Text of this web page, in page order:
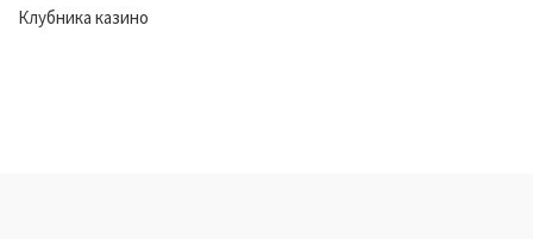
Клубника казино